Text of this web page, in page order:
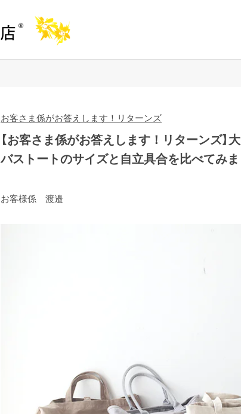
お客さま係がお答えします！リターンズ
【お客さま係がお答えします！リターンズ】
バストートのサイズと自立具合を比べてみま
お客様係 渡邉